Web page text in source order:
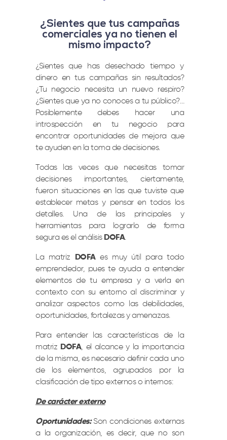
¿Sientes que tus campañas
comerciales ya no tienen el
mismo impacto?
¿Sientes que has desechado tiempo y
dinero en tus campañas sin resultados?
¿Tu negocio necesita un nuevo respiro?
¿Sientes que ya no conoces a tu público?…
Posiblemente debes hacer una
introspección en tu negocio para
encontrar oportunidades de mejora que
te ayuden en la toma de decisiones.
Todas las veces que necesitas tomar
decisiones importantes, ciertamente,
fueron situaciones en las que tuviste que
establecer metas y pensar en todos los
detalles. Una de las principales y
herramientas para lograrlo de forma
segura es el análisis DOFA.
La matriz DOFAes muy útil para todo
emprendedor, pues te ayuda a entender
elementos de tu empresa y a verla en
contexto con su entorno al discriminar y
analizar aspectos como las debilidades,
oportunidades, fortalezas y amenazas.
Para entender las características de la
matriz DOFA, el alcance y la importancia
de la misma, es necesario definir cada uno
de los elementos, agrupados por la
clasificación de tipo externos o internos:
De carácter externo
Oportunidades:Son condiciones externas
a la organización, es decir, que no son